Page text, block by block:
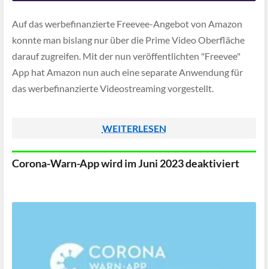
Auf das werbefinanzierte Freevee-Angebot von Amazon
konnte man bislang nur über die Prime Video Oberfläche
darauf zugreifen. Mit der nun veröffentlichten "Freevee"
App hat Amazon nun auch eine separate Anwendung für
das werbefinanzierte Videostreaming vorgestellt.
WEITERLESEN
Corona-Warn-App wird im Juni 2023 deaktiviert